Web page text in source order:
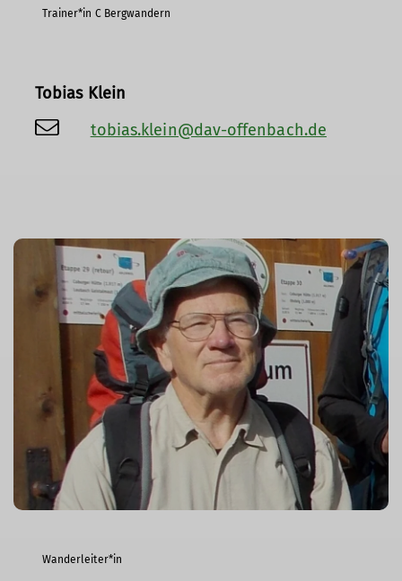
Trainer*in C Bergwandern
Tobias Klein
tobias.klein@dav-offenbach.de
Wanderleiter*in